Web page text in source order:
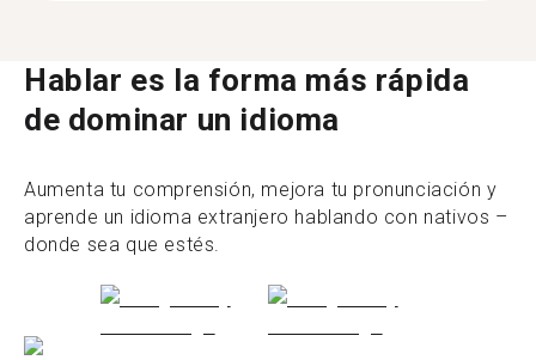
Hablar es la forma más rápida
de dominar un idioma
Aumenta tu comprensión, mejora tu pronunciación y
aprende un idioma extranjero hablando con nativos –
donde sea que estés.